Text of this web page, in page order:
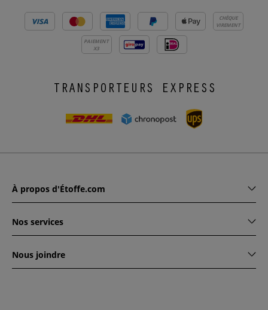
CHÈQUE
VIREMENT
PAIEMENT
X3
TRANSPORTEURS EXPRESS
À propos d'Étoffe.com
Nos services
Nous joindre